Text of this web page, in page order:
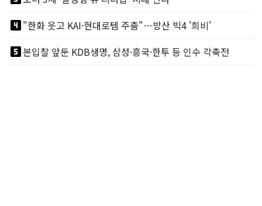
looks_4"한화 웃고 KAI·현대로템 주춤"…방산 빅4 '희비'
looks_5본입찰 앞둔 KDB생명, 삼성·흥국·한투 등 인수 각축전